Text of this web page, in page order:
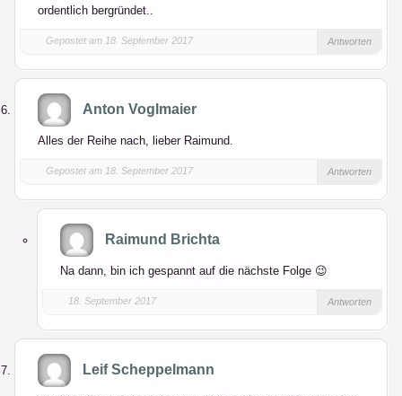
ordentlich bergründet..
Gepostet am 18. September 2017 Antworten
Anton Voglmaier
Alles der Reihe nach, lieber Raimund.
Gepostet am 18. September 2017 Antworten
Raimund Brichta
Na dann, bin ich gespannt auf die nächste Folge 😉
18. September 2017 Antworten
Leif Scheppelmann